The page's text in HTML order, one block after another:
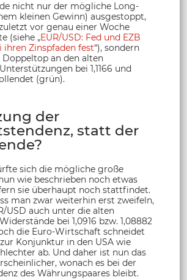
nicht nur der mögliche Long-
kleinen Gewinn) ausgestoppt,
vor genau einer Woche
(siehe „EUR/USD: Fed und EZB
ihren Zinspfaden fest“), sondern
an den alten
bei 1,1166 und
(grün).
der
statt der
sich die mögliche große
wie beschrieben noch etwas
sie überhaupt noch stattfindet.
man zwar weiterhin erst zweifeln,
USD auch unter die alten
bei 1,0916 bzw. 1,08882
die Euro-Wirtschaft schneidet
Konjunktur in den USA wie
ab. Und daher ist nun das
wonach es bei der
des Währungspaares bleibt.